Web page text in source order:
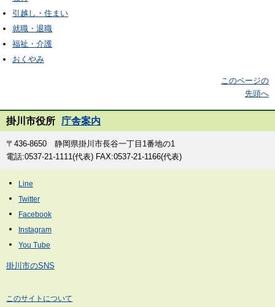
引越し・住まい
就職・退職
福祉・介護
おくやみ
このページの
先頭へ
掛川市役所 庁舎案内
〒436-8650 静岡県掛川市長谷一丁目1番地の1
電話:0537-21-1111(代表) FAX:0537-21-1166(代表)
掛川市のSNS
このサイトについて